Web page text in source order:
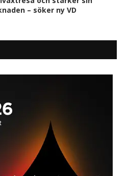
– söker ny VD